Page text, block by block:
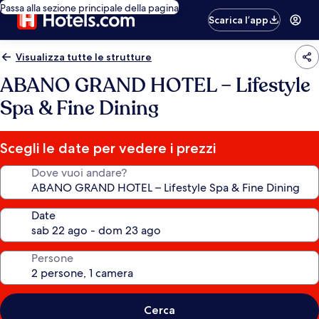
Passa alla sezione principale della pagina
Scarica l’app
Visualizza tutte le strutture
ABANO GRAND HOTEL – Lifestyle
Spa & Fine Dining
Scegli le date per vedere i prezzi
Dove vuoi andare?
Date
Persone
Cerca